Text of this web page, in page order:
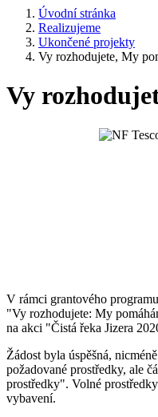
Úvodní stránka
Realizujeme
Ukončené projekty
Vy rozhodujete, My
Vy
V rámci grantového
"Vy rozhodujete: My
na akci "Čistá řeka Jizera
Žádost byla úspěšná,
požadované prostředky, ale
prostředky". Volné
vybavení.